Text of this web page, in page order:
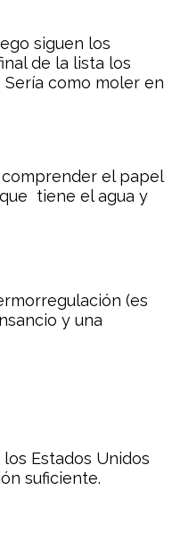
siguen los
de la lista los
Sería como moler en
comprender el papel
tiene el agua y
(es
y una
Estados Unidos
suficiente.